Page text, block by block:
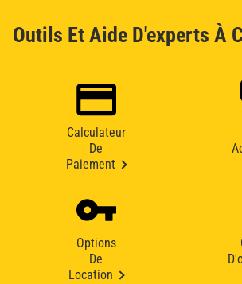
Outils Et Aide D'experts À
Calculateur
De
Paiement
Options
De
Location